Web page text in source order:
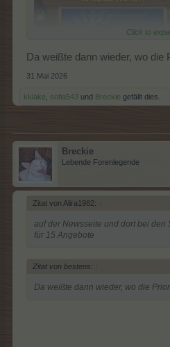
Click to
Da weißte dann wieder, wo die
31 Mai 2026
kklake sofia543 und Breckie gefällt dies.
Breckie
Lebende Forenlegende
Zitat von Alira1982: ↑
auf der Newsseite und dort bei den
für 15 Angebote
Zitat von bestens: ↑
Da weißte dann wieder, wo die